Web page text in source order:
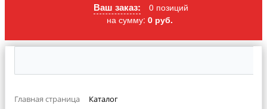
Ваш заказ:
0 позиций
на сумму: 0 руб.
Главная страница Каталог